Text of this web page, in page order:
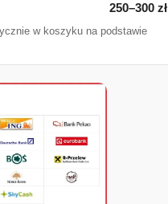
250–300 zł
w koszyku na podstawie